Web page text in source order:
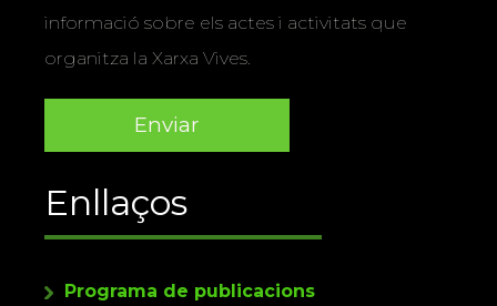
informació sobre els actes i activitats que
organitza la Xarxa Vives.
Enllaços
Programa de publicacions